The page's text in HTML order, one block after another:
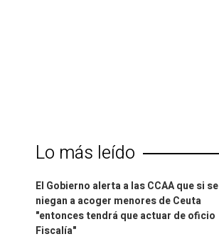
Lo más leído
El Gobierno alerta a las CCAA que si se
niegan a acoger menores de Ceuta
"entonces tendrá que actuar de oficio
Fiscalía"